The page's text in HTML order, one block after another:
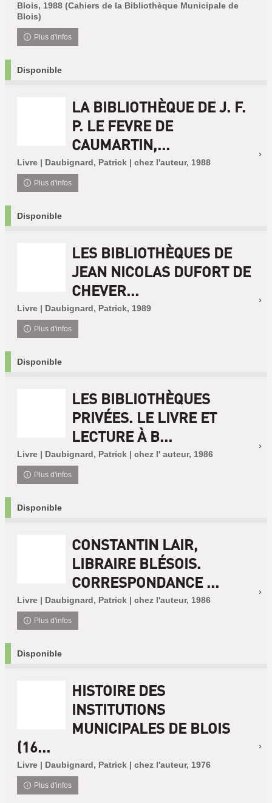
Blois, 1988 (Cahiers de la Bibliothèque Municipale de
Blois)
Plus d'infos
Disponible
LA BIBLIOTHÈQUE DE J. F.
P. LE FEVRE DE
CAUMARTIN,...
Livre | Daubignard, Patrick | chez l'auteur, 1988
Plus d'infos
Disponible
LES BIBLIOTHÈQUES DE
JEAN NICOLAS DUFORT DE
CHEVER...
Livre | Daubignard, Patrick, 1989
Plus d'infos
Disponible
LES BIBLIOTHÈQUES
PRIVÉES. LE LIVRE ET
LECTURE À B...
Livre | Daubignard, Patrick | chez l' auteur, 1986
Plus d'infos
Disponible
CONSTANTIN LAIR,
LIBRAIRE BLÉSOIS.
CORRESPONDANCE ...
Livre | Daubignard, Patrick | chez l'auteur, 1986
Plus d'infos
Disponible
HISTOIRE DES
INSTITUTIONS
MUNICIPALES DE BLOIS
(16...
Livre | Daubignard, Patrick | chez l'auteur, 1976
Plus d'infos